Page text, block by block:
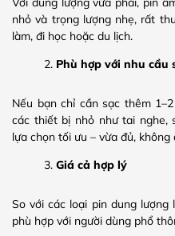
nhỏ và trọng lượng nhẹ, rất
làm, đi học hoặc du lịch.
Phù hợp với nhu
Nếu bạn chỉ cần sạc thêm
các thiết bị nhỏ như tai nghe,
lựa chọn tối ưu – vừa đủ, không
Giá cả hợp lý
So với các loại pin dung lượng
phù hợp với người dùng phổ